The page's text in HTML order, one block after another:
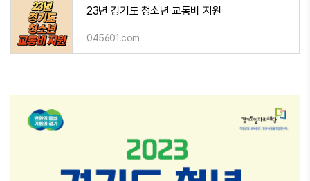
23년 경기도 청소년 교통비 지원
045601.com